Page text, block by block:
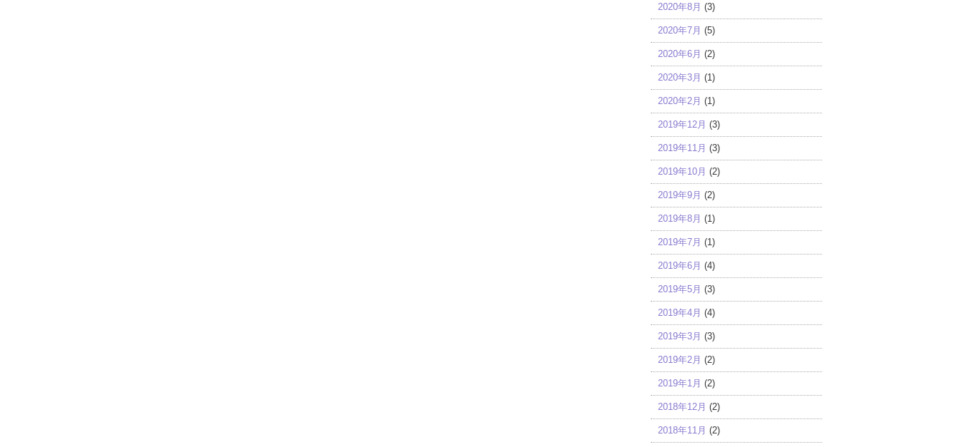
2020年8月 (3)
2020年7月 (5)
2020年6月 (2)
2020年3月 (1)
2020年2月 (1)
2019年12月 (3)
2019年11月 (3)
2019年10月 (2)
2019年9月 (2)
2019年8月 (1)
2019年7月 (1)
2019年6月 (4)
2019年5月 (3)
2019年4月 (4)
2019年3月 (3)
2019年2月 (2)
2019年1月 (2)
2018年12月 (2)
2018年11月 (2)